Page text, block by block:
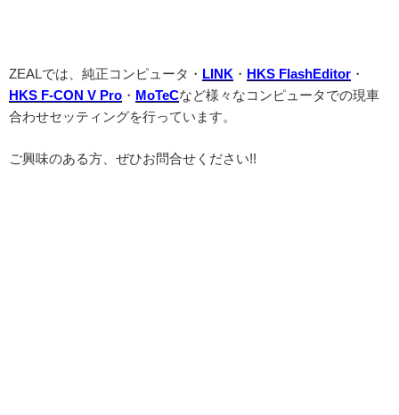
ZEALでは、純正コンピュータ・ LINK ・ HKS FlashEditor ・
HKS F-CON V Pro ・ MoTeCなど様々なコンピュータでの現車
合わせセッティングを行っています。
ご興味のある方、ぜひお問合せください!!